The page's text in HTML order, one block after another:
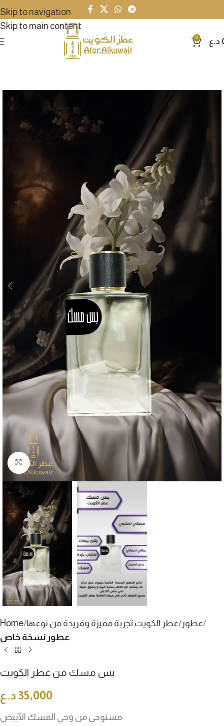
Skip to navigation
Skip to main content
0 د.ع
Click to enlarge
Home عطر الكويت تجربة مميزة وفريدة من نوعها عطور
عطور نسخة خاص
بس مسك من عطر الكويت
35,000 د.ع
مستوحى من وحي المسك الآبيض